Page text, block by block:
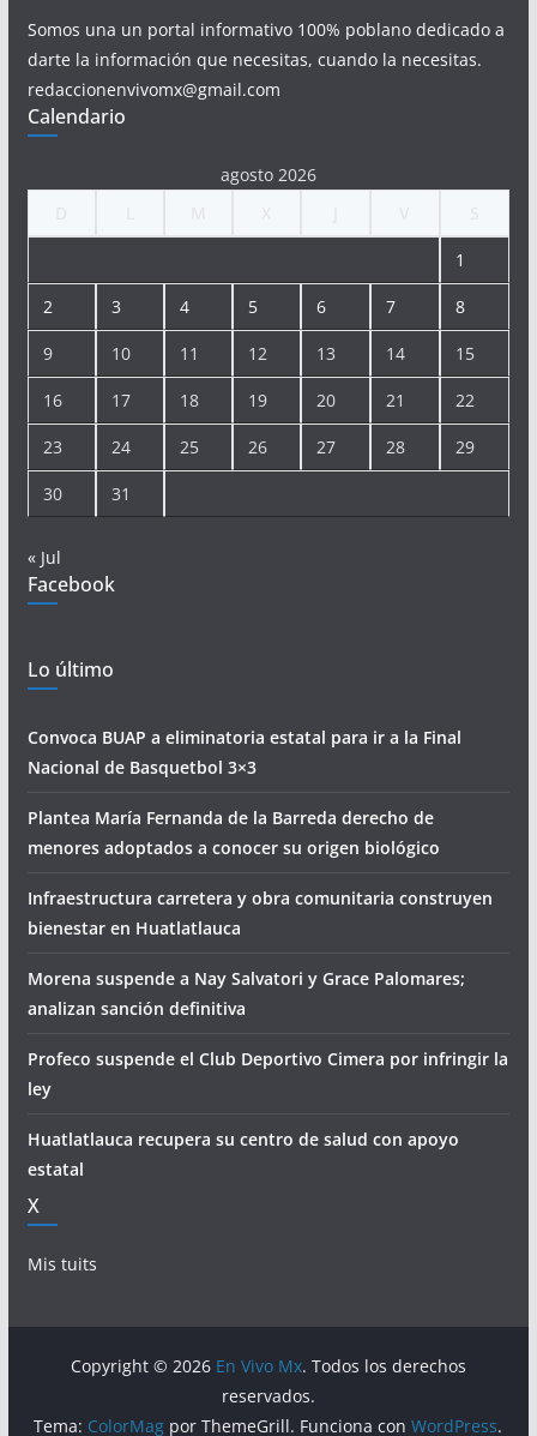
Somos una un portal informativo 100% poblano dedicado a
darte la información que necesitas, cuando la necesitas.
redaccionenvivomx@gmail.com
Calendario
agosto 2026
1
2 3 4 5 6 7 8
9 10 11 12 13 14 15
16 17 18 19 20 21 22
23 24 25 26 27 28 29
30 31
« Jul
Facebook
Lo último
Convoca BUAP a eliminatoria estatal para ir a la Final
Nacional de Basquetbol 3×3
Plantea María Fernanda de la Barreda derecho de
menores adoptados a conocer su origen biológico
Infraestructura carretera y obra comunitaria construyen
bienestar en Huatlatlauca
Morena suspende a Nay Salvatori y Grace Palomares;
analizan sanción definitiva
Profeco suspende el Club Deportivo Cimera por infringir la
ley
Huatlatlauca recupera su centro de salud con apoyo
estatal
X
Mis tuits
Copyright © 2026 En Vivo Mx. Todos los derechos
reservados.
Tema: ColorMag por ThemeGrill. Funciona conWordPress.